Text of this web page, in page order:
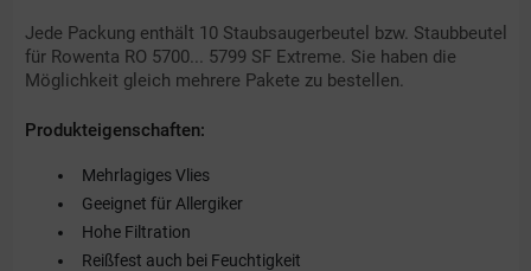
Jede Packung enthält 10 Staubsaugerbeutel bzw. Staubbeutel
für Rowenta RO 5700... 5799 SF Extreme. Sie haben die
Möglichkeit gleich mehrere Pakete zu bestellen.
Produkteigenschaften:
Mehrlagiges Vlies
Geeignet für Allergiker
Hohe Filtration
Reißfest auch bei Feuchtigkeit